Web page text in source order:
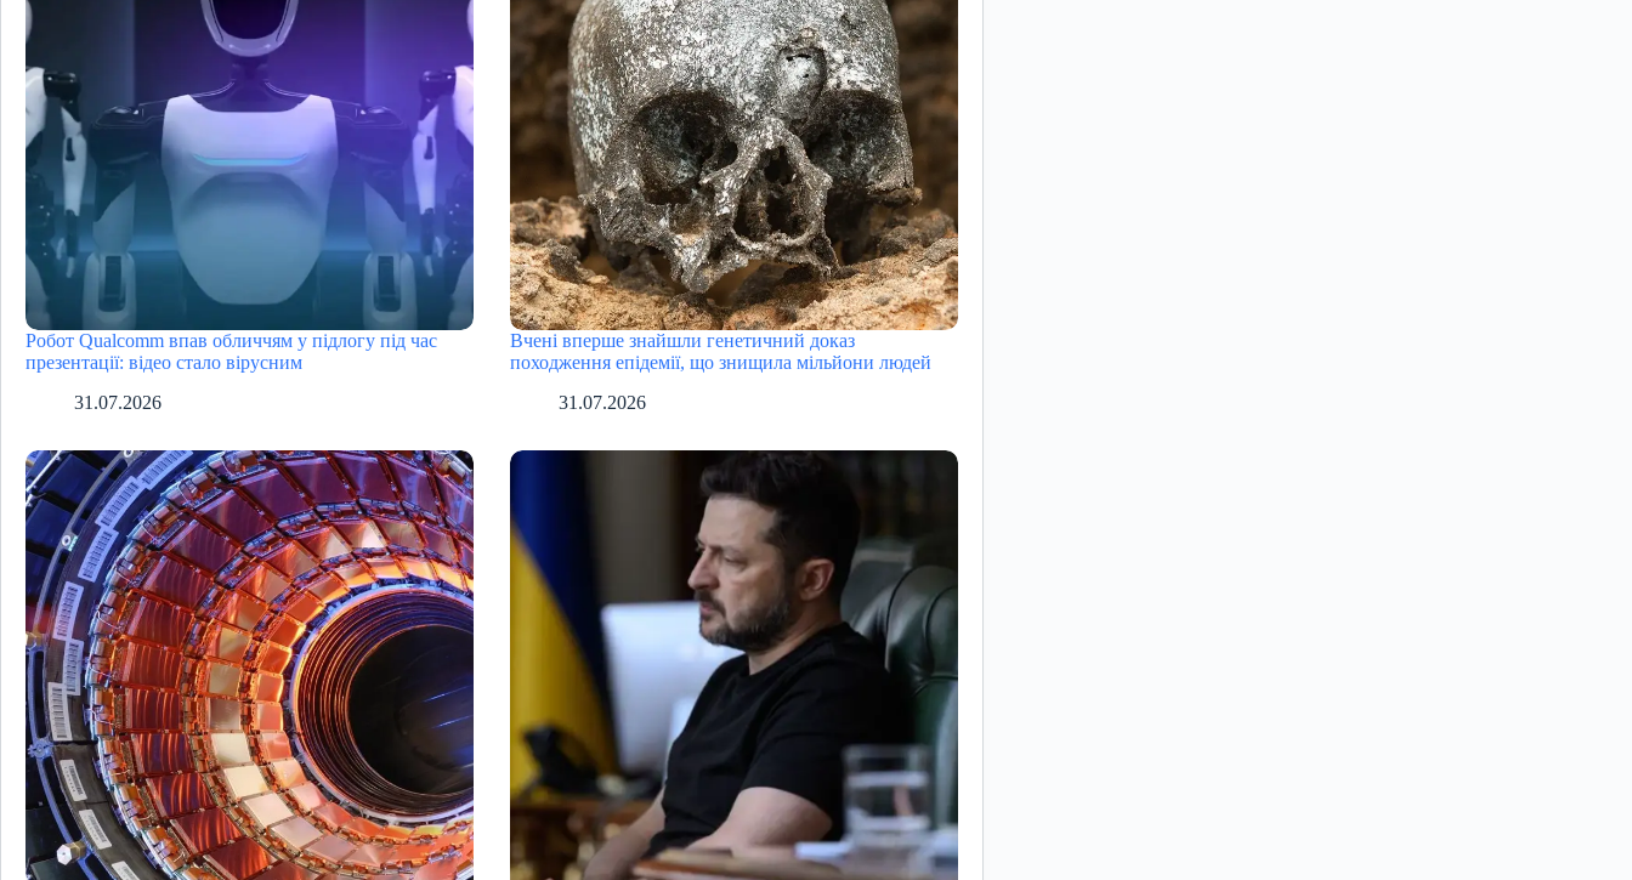
Робот Qualcomm впав обличчям у підлогу під час
презентації: відео стало вірусним
31.07.2026
Вчені вперше знайшли генетичний доказ
походження епідемії, що знищила мільйони людей
31.07.2026